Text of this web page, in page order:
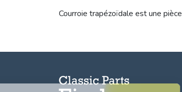
Courroie trapézoïdale est une pièce